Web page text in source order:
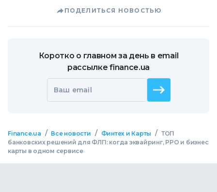
ПОДЕЛИТЬСЯ НОВОСТЬЮ
Коротко о главном за день в email
рассылке finance.ua
Ваш email
Finance.ua / Все новости / Финтех и Карты / ТОП
банковских решений для ФЛП: когда эквайринг, РРО и бизнес
карты в одном сервисе